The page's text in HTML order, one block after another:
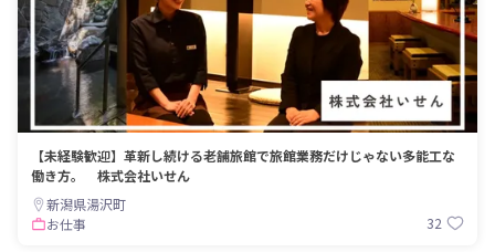
【未経験歓迎】革新し続ける老舗旅館で旅館業務だけじゃない多能工な
働き方。 株式会社いせん
新潟県湯沢町
お仕事
32